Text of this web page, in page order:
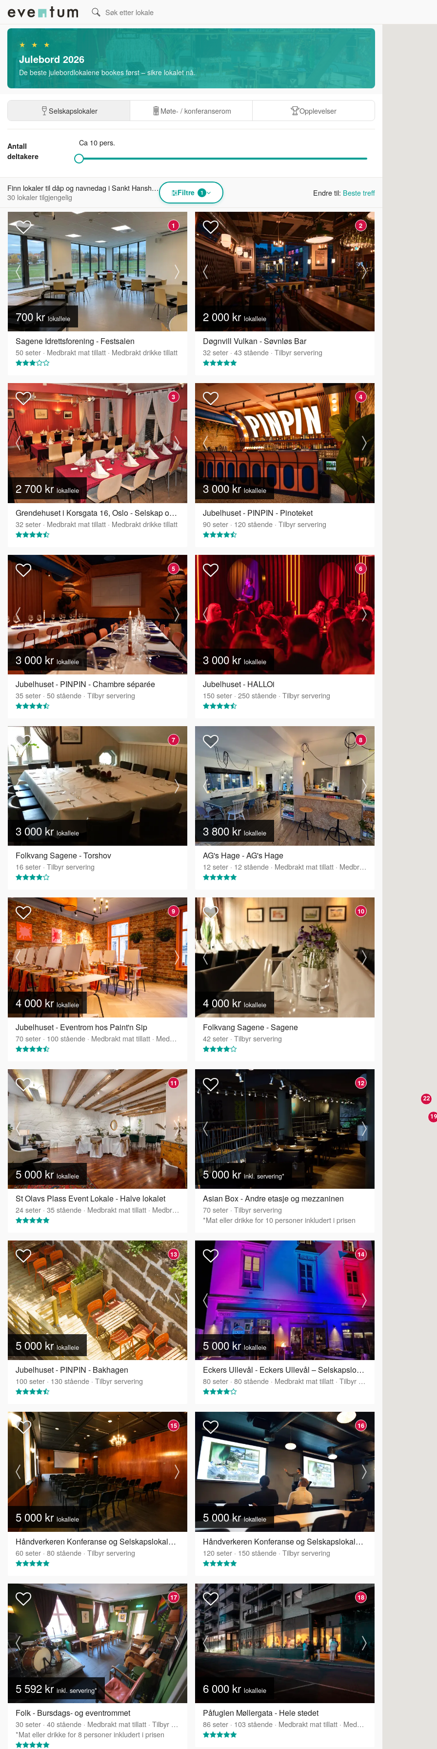
★ ★ ★
Julebord 2026
De beste julebordlokalene bookes først – sikre lokalet nå.
Selskapslokaler Møte- / konferanserom Opplevelser
Antall
deltakere
Ca 10 pers.
Finn lokaler til dåp og navnedag i Sankt Hanshaugen
30 lokaler tilgjengelig
Filtre 1 Endre til: Beste treff
1
700 krlokalleie
Sagene Idrettsforening - Festsalen
50seter · Medbrakt mat tillatt · Medbrakt drikke tillatt
2
2 000 kr lokalleie
Døgnvill Vulkan - Søvnløs Bar
32seter · 43 stående · Tilbyr servering
3
2 700 krlokalleie
Grendehuset i Korsgata 16, Oslo - Selskap og konferanselokale
32seter · Medbrakt mat tillatt · Medbrakt drikke tillatt
4
3 000 krlokalleie
Jubelhuset - PINPIN - Pinoteket
90seter · 120stående · Tilbyr servering
5
3 000 kr lokalleie
Jubelhuset - PINPIN - Chambre séparée
35seter · 50stående · Tilbyr servering
6
3 000 kr lokalleie
Jubelhuset - HALLOi
150seter · 250stående · Tilbyr servering
7
3 000 kr lokalleie
Folkvang Sagene - Torshov
16seter · Tilbyr servering
8
3 800 kr lokalleie
AG's Hage - AG's Hage
12seter · 12stående · Medbrakt mat tillatt · Medbrakt drikke tillatt
9
4 000 krlokalleie
Jubelhuset - Eventrom hos Paint'n Sip
70seter · 100stående · Medbrakt mat tillatt · Medbrakt drikke tillatt ·Tilbyr servering
10
4 000 kr lokalleie
Folkvang Sagene - Sagene
42seter · Tilbyr servering
11
5 000 kr lokalleie
St Olavs Plass Event Lokale - Halve lokalet
24seter · 35stående · Medbrakt mat tillatt · Medbrakt drikke tillatt
12
5 000 kr inkl. servering*
Asian Box - Andre etasje og mezzaninen
70seter · Tilbyr servering
*Mat eller drikke for 10 personer inkludert i prisen
13
5 000 krlokalleie
Jubelhuset - PINPIN - Bakhagen
100seter · 130stående · Tilbyr servering
14
5 000 krlokalleie
Eckers Ullevål - Eckers Ullevål – Selskapslokale over to etasjer
80seter · 80stående · Medbrakt mat tillatt · Tilbyr servering
15
5 000 kr lokalleie
Håndverkeren Konferanse og Selskapslokaler - Industrisalen
60seter · 80stående · Tilbyr servering
16
5 000 krlokalleie
Håndverkeren Konferanse og Selskapslokaler - Galleriet
120seter · 150stående · Tilbyr servering
17
5 592 kr inkl. servering*
Folk - Bursdags- og eventrommet
30seter · 40stående · Medbrakt mat tillatt · Tilbyr servering
*Mat eller drikke for 8 personer inkludert i prisen
18
6 000 kr lokalleie
Påfuglen Møllergata - Hele stedet
86seter · 103 stående · Medbrakt mat tillatt · Medbrakt drikke tillatt
12
19
22